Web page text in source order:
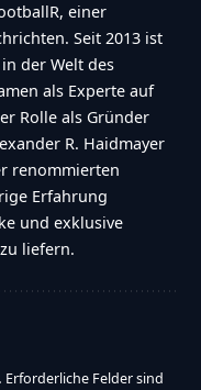
einer
Seit 2013 ist
der Welt des
als Experte auf
Rolle als Gründer
R. Haidmayer
renommierten
Erfahrung
und exklusive
liefern.
Erforderliche Felder sind